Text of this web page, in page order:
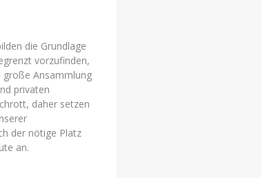
die Grundlage
vorzufinden,
große Ansammlung
privaten
daher setzen
der nötige Platz
an.